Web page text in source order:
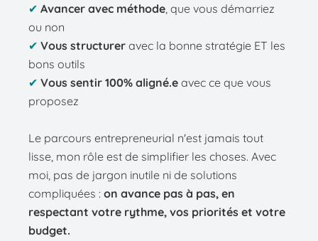
✔ Avancer avec méthode , que vous démarriez
ou non
✔ Vous structurer avec la bonne stratégie ET les
bons outils
✔ Vous sentir 100% aligné.e avec ce que vous
proposez
Le parcours entrepreneurial n'est jamais tout
lisse, mon rôle est de simplifier les choses. Avec
moi, pas de jargon inutile ni de solutions
compliquées : on avance pas à pas, en
respectant votre rythme, vos priorités et votre
budget.